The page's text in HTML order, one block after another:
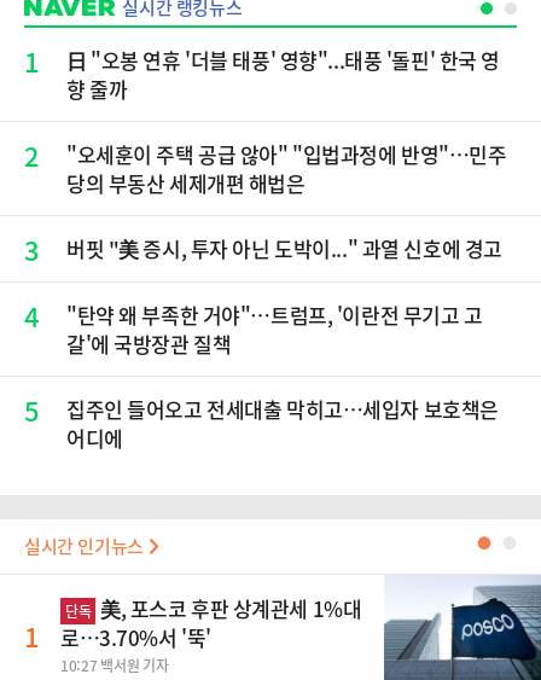
실시간 랭킹뉴스
1
日 "오봉 연휴 '더블 태풍' 영향"...태풍 '돌핀' 한국 영
향 줄까
2
"오세훈이 주택 공급 않아" "입법과정에 반영"…민주
당의 부동산 세제개편 해법은
3 버핏 "美 증시, 투자 아닌 도박이..." 과열 신호에 경고
4
"탄약 왜 부족한 거야"…트럼프, '이란전 무기고 고
갈'에 국방장관 질책
5
집주인 들어오고 전세대출 막히고…세입자 보호책은
어디에
실시간 인기뉴스 ●
1
단독 美, 포스코 후판 상계관세 1%대
로…3.70%서 '뚝'
10:27 백서원 기자